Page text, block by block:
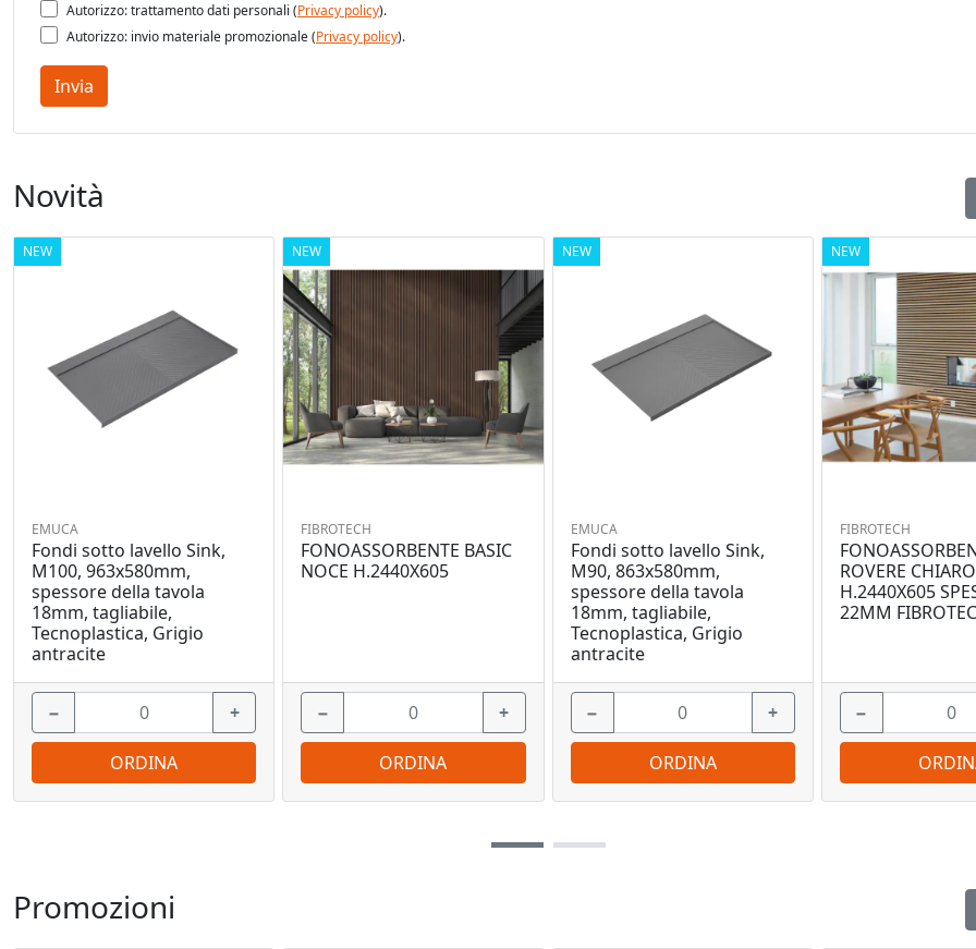
Autorizzo: trattamento dati personali (Privacy policy).
Autorizzo: invio materiale promozionale (Privacy policy).
Invia
Promozioni
Novità
NEW
EMUCA
Fondi sotto lavello Sink,
M100, 963x580mm,
spessore della tavola
18mm, tagliabile,
Tecnoplastica, Grigio
antracite
− +
ORDINA
NEW
FIBROTECH
FONOASSORBENTE BASIC
NOCE H.2440X605
− +
ORDINA
NEW
EMUCA
Fondi sotto lavello Sink,
M90, 863x580mm,
spessore della tavola
18mm, tagliabile,
Tecnoplastica, Grigio
antracite
− +
ORDINA
NEW
FIBROTECH
ROVERE CHIARO
H.2440X605
22MM
−